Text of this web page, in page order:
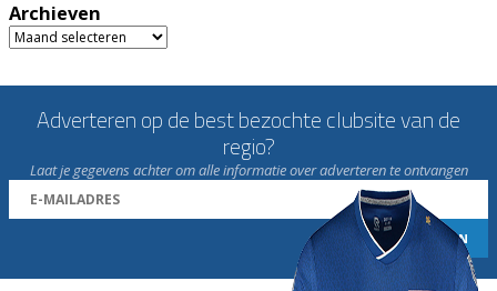
Archieven
Archieven
Adverteren op de best bezochte clubsite van de
regio?
Laat je gegevens achter om alle informatie over adverteren te ontvangen